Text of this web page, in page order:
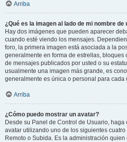
Arriba
¿Qué es la imagen al lado de mi nombre de
Hay dos imágenes que pueden aparecer
cuando esté viendo los mensajes.
foro, la primera imagen está asociada a la
generalmente en forma de estrellas, bloques
de mensajes publicados por usted o su
usualmente una imagen más grande, es
generalmente es única o personal para cada
Arriba
¿Cómo puedo mostrar un avatar?
Desde su Panel de Control de Usuario, haga
avatar utilizando uno de los siguientes
Remoto o Subida. Es la administración